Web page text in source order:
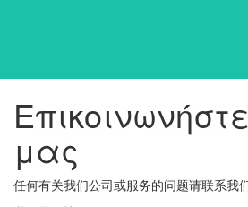
μας
任何有关我们公司或服务的问题请联系我